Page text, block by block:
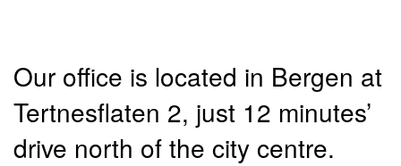
Our office is located in Bergen at
Tertnesflaten 2, just 12 minutes’
drive north of the city centre.